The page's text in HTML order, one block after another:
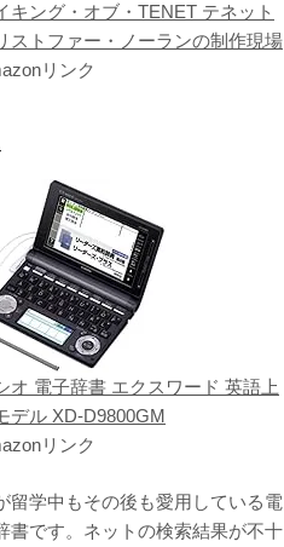
キング・オブ・TENET テネット
ストファー・ノーランの制作現場
リンク
オ 電子辞書 エクスワード 英語上
デル XD-D9800GM
リンク
留学中もその後も愛用している電
書です。ネットの検索結果が不十